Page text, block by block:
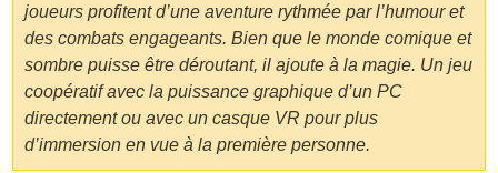
joueurs profitent d’une aventure rythmée par l’humour et
des combats engageants. Bien que le monde comique et
sombre puisse être déroutant, il ajoute à la magie. Un jeu
coopératif avec la puissance graphique d’un PC
directement ou avec un casque VR pour plus
d’immersion en vue à la première personne.